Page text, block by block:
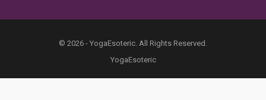
© 2026 - YogaEsoteric. All Rights Reserved.
YogaEsoteric